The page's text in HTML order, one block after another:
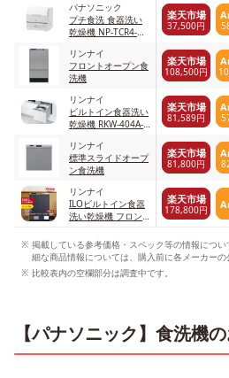
パナソニック
プチ食洗 食器洗い
乾燥機 NP-TCR4-W
楽天市場
37,500円
リンナイ
フロントオープン食
洗機
楽天市場
108,500円
リンナイ
ビルトイン食器洗い
乾燥機 RKW-404A-
楽天市場
81,589円
リンナイ
標準スライドオープ
ン食洗機
楽天市場
81,800円
リンナイ
ILOビルトイン食器
洗い乾燥機 フロン
楽天市場
178,800円
掲載している参考価格・スペック等の情報につ
細な商品情報については、購入前に各メーカーの
比較表内の空欄部分は調査中です。
【パナソニック】食洗機